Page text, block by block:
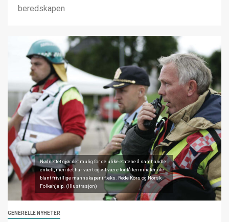
beredskapen
Nødnettet gjør det mulig for de ulike etatene å samhandle
enkelt, men det har vært og vil være for få terminaler ute
blant frivillige mannskaper i f.eks. Røde Kors og Norsk
Folkehjelp. (Illustrasjon)
GENERELLE NYHETER